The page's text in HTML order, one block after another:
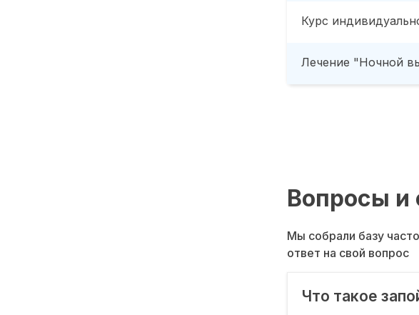
Курс
Лечение "Ночной
Вопросы и
Мы собрали базу
ответ на свой вопрос
Что такое